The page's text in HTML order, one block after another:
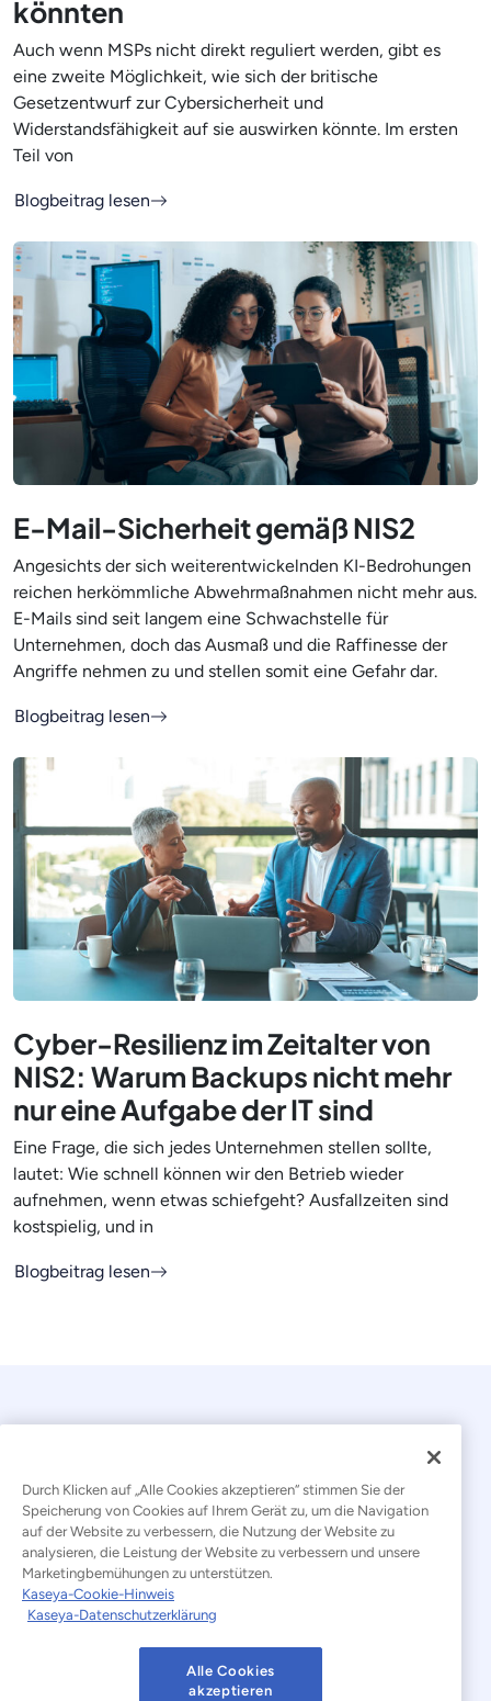
könnten
Auch wenn MSPs nicht direkt reguliert werden, gibt es
eine zweite Möglichkeit, wie sich der britische
Gesetzentwurf zur Cybersicherheit und
Widerstandsfähigkeit auf sie auswirken könnte. Im ersten
Teil von
Blogbeitrag lesen
E-Mail-Sicherheit gemäß NIS2
Angesichts der sich weiterentwickelnden KI-Bedrohungen
reichen herkömmliche Abwehrmaßnahmen nicht mehr aus.
E-Mails sind seit langem eine Schwachstelle für
Unternehmen, doch das Ausmaß und die Raffinesse der
Angriffe nehmen zu und stellen somit eine Gefahr dar.
Blogbeitrag lesen
Cyber-Resilienz im Zeitalter von
NIS2: Warum Backups nicht mehr
nur eine Aufgabe der IT sind
Eine Frage, die sich jedes Unternehmen stellen sollte,
lautet: Wie schnell können wir den Betrieb wieder
aufnehmen, wenn etwas schiefgeht? Ausfallzeiten sind
kostspielig, und in
Blogbeitrag lesen
© 2026 Kaseya. Alle Rechte vorbehalten.
Deutsch
Erklärung zur Bekämpfung moderner Sklaverei
Nutzungsbedingungen der Website
Durch Klicken auf „Alle Cookies akzeptieren“ stimmen Sie der
Speicherung von Cookies auf Ihrem Gerät zu, um die Navigation
auf der Website zu verbessern, die Nutzung der Website zu
analysieren, die Leistung der Website zu verbessern und unsere
Marketingbemühungen zu unterstützen.
Kaseya-Cookie-Hinweis
Kaseya-Datenschutzerklärung
Alle Cookies
akzeptieren